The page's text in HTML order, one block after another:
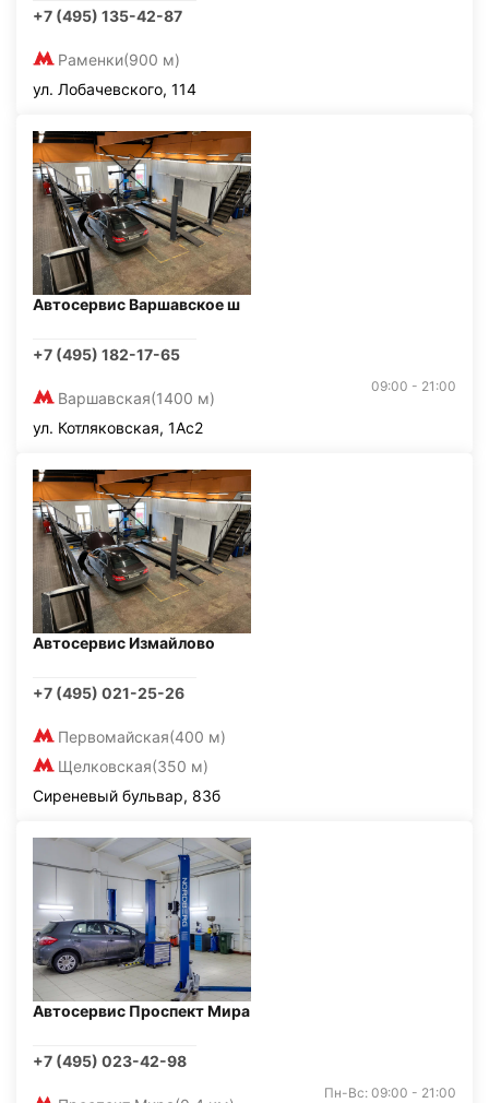
+7 (495) 135-42-87
Раменки(900 м)
ул. Лобачевского, 114
Автосервис Варшавское ш
+7 (495) 182-17-65
Варшавская(1400 м)
09:00 - 21:00
ул. Котляковская, 1Ас2
Автосервис Измайлово
+7 (495) 021-25-26
Первомайская(400 м)
Щелковская(350 м)
Сиреневый бульвар, 83б
Автосервис Проспект Мира
+7 (495) 023-42-98
Пн-Вс: 09:00 - 21:00